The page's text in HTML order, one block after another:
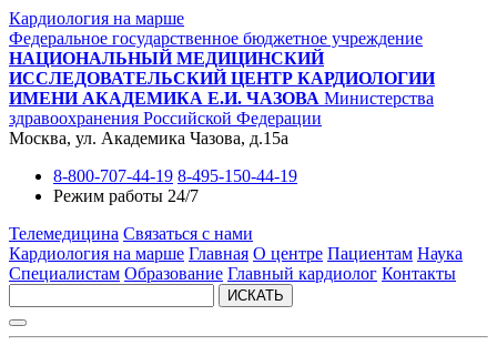
Кардиология на марше
Федеральное государственное бюджетное учреждение
НАЦИОНАЛЬНЫЙ МЕДИЦИНСКИЙ
ИССЛЕДОВАТЕЛЬСКИЙ ЦЕНТР КАРДИОЛОГИИ
ИМЕНИ АКАДЕМИКА Е.И. ЧАЗОВА Министерства
здравоохранения Российской Федерации
Москва, ул. Академика Чазова, д.15а
8-800-707-44-19 8-495-150-44-19
Режим работы 24/7
Телемедицина Связаться с нами
Кардиология на марше Главная О центре Пациентам Наука
Специалистам Образование Главный кардиолог Контакты
ИСКАТЬ